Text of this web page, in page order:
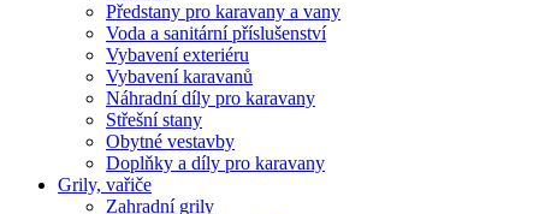
Předstany pro karavany a vany
Voda a sanitární příslušenství
Vybavení exteriéru
Vybavení karavanů
Náhradní díly pro karavany
Střešní stany
Obytné vestavby
Doplňky a díly pro karavany
Grily, vařiče
Zahradní grily